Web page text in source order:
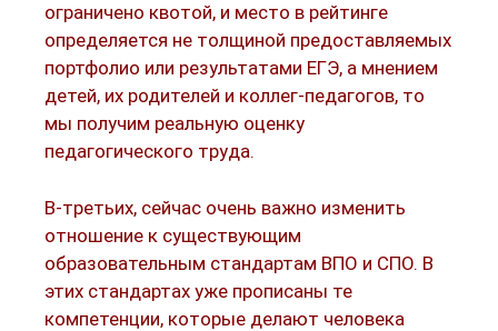
ограничено квотой, и место в рейтинге
определяется не толщиной предоставляемых
портфолио или результатами ЕГЭ, а мнением
детей, их родителей и коллег-педагогов, то
мы получим реальную оценку
педагогического труда.
В-третьих, сейчас очень важно изменить
отношение к существующим
образовательным стандартам ВПО и СПО. В
этих стандартах уже прописаны те
компетенции, которые делают человека